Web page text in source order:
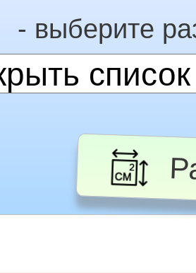
- выберите